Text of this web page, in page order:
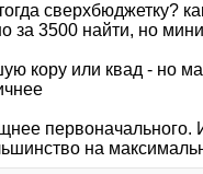
сверхбюджетку?
за 3500 найти, но
кору или квад - но
на